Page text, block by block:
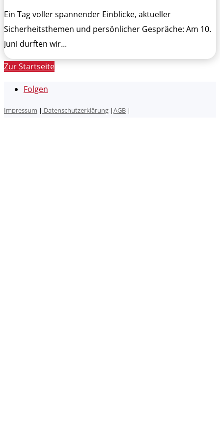
Ein Tag voller spannender Einblicke, aktueller
Sicherheitsthemen und persönlicher Gespräche: Am 10.
Juni durften wir...
Zur Startseite
Folgen
Impressum | Datenschutzerklärung |AGB |